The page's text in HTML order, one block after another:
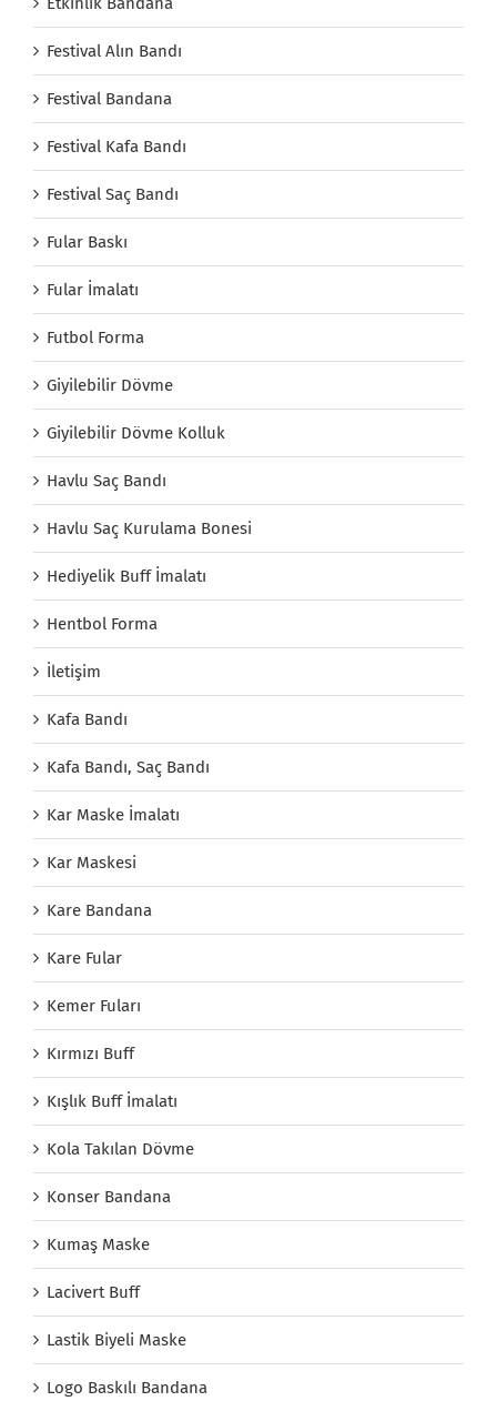
Festival Alın Bandı
Festival Bandana
Festival Kafa Bandı
Festival Saç Bandı
Fular Baskı
Fular İmalatı
Futbol Forma
Giyilebilir Dövme
Giyilebilir Dövme Kolluk
Havlu Saç Bandı
Havlu Saç Kurulama Bonesi
Hediyelik Buff İmalatı
Hentbol Forma
İletişim
Kafa Bandı
Kafa Bandı, Saç Bandı
Kar Maske İmalatı
Kar Maskesi
Kare Bandana
Kare Fular
Kemer Fuları
Kırmızı Buff
Kışlık Buff İmalatı
Kola Takılan Dövme
Konser Bandana
Kumaş Maske
Lacivert Buff
Lastik Biyeli Maske
Logo Baskılı Bandana